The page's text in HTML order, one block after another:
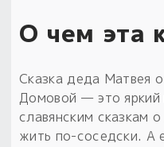
большое обновление
Новинки
Товары недели
О чем эта
Сказка деда Матвея
Домовой — это яркий
славянским сказкам
жить по-соседски. А